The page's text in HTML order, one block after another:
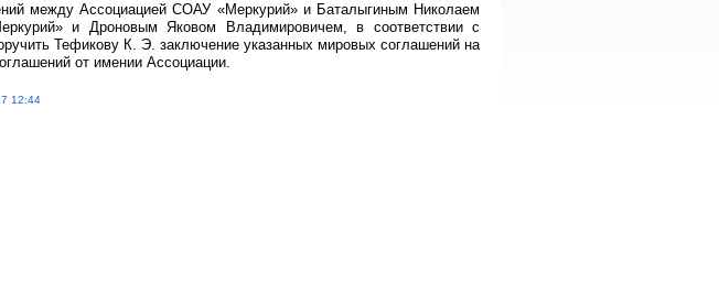
между Ассоциацией СОАУ «Меркурий» и Баталыгиным Николаем
и Дроновым Яковом Владимировичем, в соответствии с
Тефикову К. Э. заключение указанных мировых соглашений на
от имении Ассоциации.
12:44